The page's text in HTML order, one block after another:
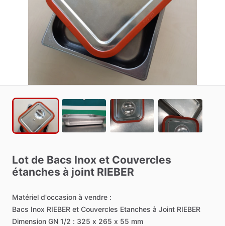
Lot de Bacs Inox et Couvercles
étanches à joint RIEBER
Matériel d'occasion à vendre :
Bacs Inox RIEBER et Couvercles Etanches à Joint RIEBER
Dimension GN 1​/​2 : 325 x 265 x 55 mm